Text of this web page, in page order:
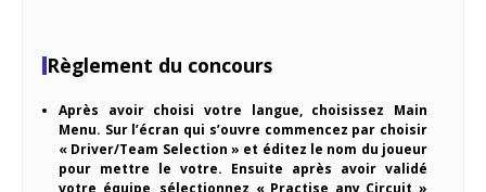
Règlement du concours
Après avoir choisi votre langue, choisissez Main
Menu. Sur l’écran qui s’ouvre commencez par choisir
« Driver/Team Selection » et éditez le nom du joueur
pour mettre le votre. Ensuite après avoir validé
votre équipe, sélectionnez « Practise any Circuit »